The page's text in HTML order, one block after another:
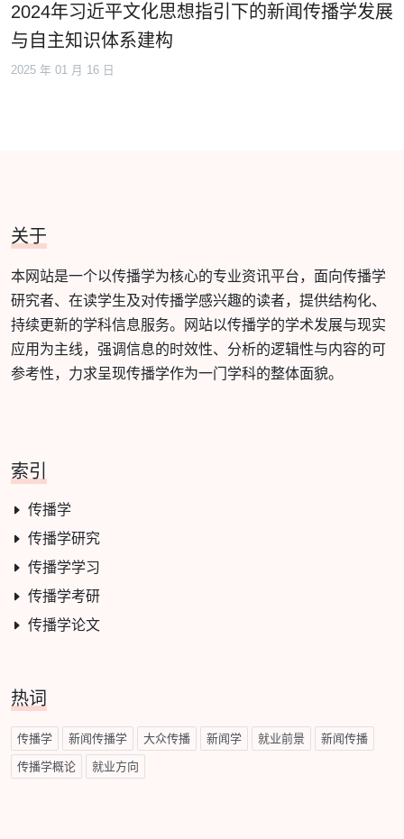
2024年习近平文化思想指引下的新闻传播学发展
与自主知识体系建构
2025 年 01 月 16 日
关于
本网站是一个以传播学为核心的专业资讯平台，面向传播学
研究者、在读学生及对传播学感兴趣的读者，提供结构化、
持续更新的学科信息服务。网站以传播学的学术发展与现实
应用为主线，强调信息的时效性、分析的逻辑性与内容的可
参考性，力求呈现传播学作为一门学科的整体面貌。
索引
传播学
传播学研究
传播学学习
传播学考研
传播学论文
热词
传播学 新闻传播学 大众传播 新闻学 就业前景 新闻传播
传播学概论 就业方向